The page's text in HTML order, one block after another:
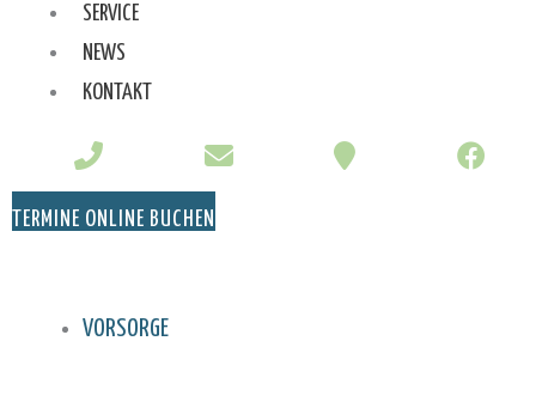
SERVICE
NEWS
KONTAKT
TERMINE ONLINE BUCHEN
VORSORGE